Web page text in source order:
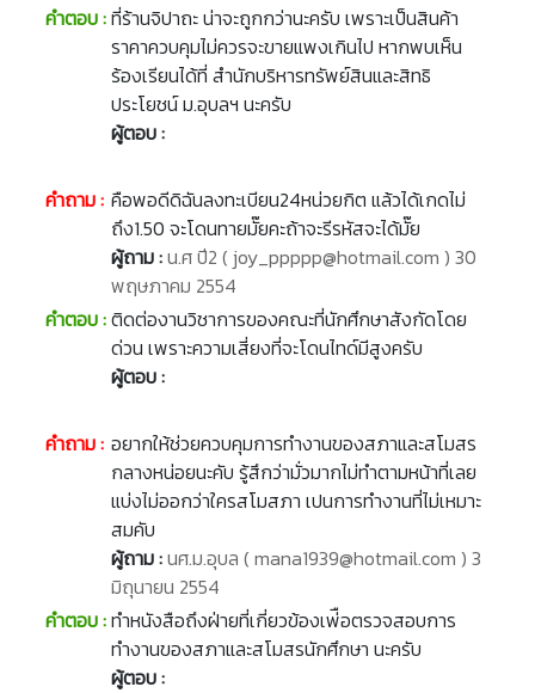
คำตอบ :ที่ร้านจิปาถะ น่าจะถูกกว่านะครับ เพราะเป็นสินค้า
ราคาควบคุมไม่ควรจะขายแพงเกินไป หากพบเห็น
ร้องเรียนได้ที่ สำนักบริหารทรัพย์สินและสิทธิ
ประโยชน์ ม.อุบลฯ นะครับ
ผู้ตอบ :
คำถาม : คือพอดีดิฉันลงทะเบียน24หน่วยกิต แล้วได้เกดไม่
ถึง1.50 จะโดนทายมั๊ยคะถ้าจะรีรหัสจะได้มั๊ย
ผู้ถาม :น.ศ ปี2 ( joy_ppppp@hotmail.com ) 30
พฤษภาคม 2554
คำตอบ :ติดต่องานวิชาการของคณะที่นักศึกษาสังกัดโดย
ด่วน เพราะความเสี่ยงที่จะโดนไทด์มีสูงครับ
ผู้ตอบ :
คำถาม : อยากให้ช่วยควบคุมการทำงานของสภาและสโมสร
กลางหน่อยนะคับ รู้สึกว่ามั่วมากไม่ทำตามหน้าที่เลย
แบ่งไม่ออกว่าใครสโมสภา เปนการทำงานที่ไม่เหมาะ
สมคับ
ผู้ถาม :นศ.ม.อุบล ( mana1939@hotmail.com ) 3
มิถุนายน 2554
คำตอบ :ทำหนังสือถึงฝ่ายที่เกี่ยวข้องเพ่ือตรวจสอบการ
ทำงานของสภาและสโมสรนักศึกษา นะครับ
ผู้ตอบ :